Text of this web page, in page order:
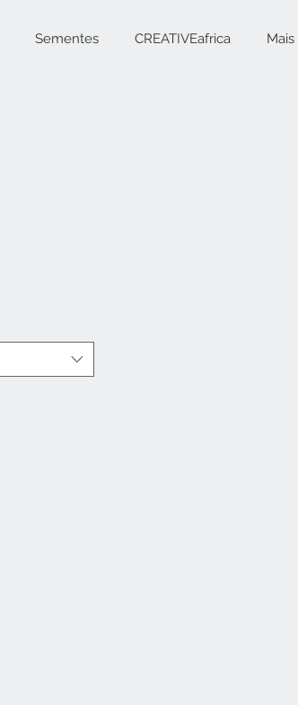
Sementes CREATIVEafrica Mais